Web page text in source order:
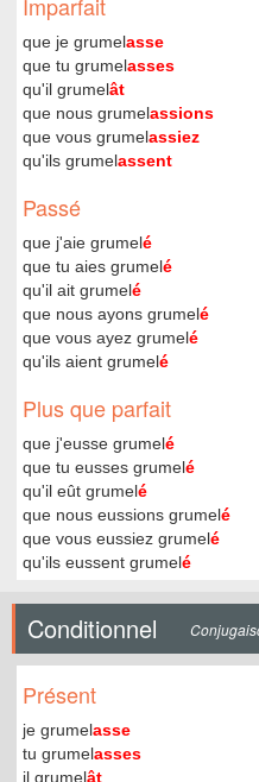
que je grumelasse
que tu grumelasses
qu'il grumelât
que nous grumelassions
que vous grumelassiez
qu'ils grumelassent
Passé
que j'aie grumelé
que tu aies grumelé
qu'il ait grumelé
que nous ayons grumelé
que vous ayez grumelé
qu'ils aient grumelé
Plus que parfait
que j'eusse grumelé
que tu eusses grumelé
qu'il eût grumelé
que nous eussions grumelé
que vous eussiez grumelé
qu'ils eussent grumelé
Conditionnel
Présent
je grumelasse
tu grumelasses
il grumelât